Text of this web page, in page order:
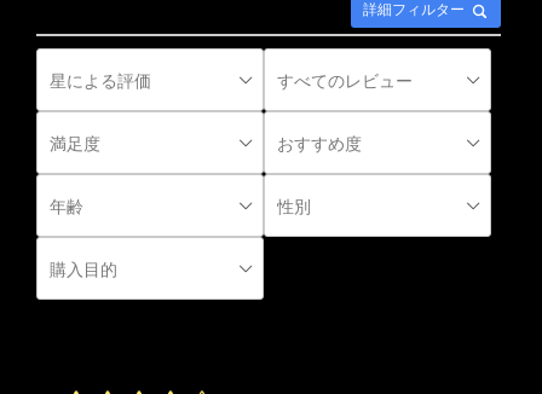
詳細フィルター